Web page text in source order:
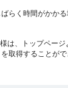
らく時間がかかる
は、トップページ
取得することがで